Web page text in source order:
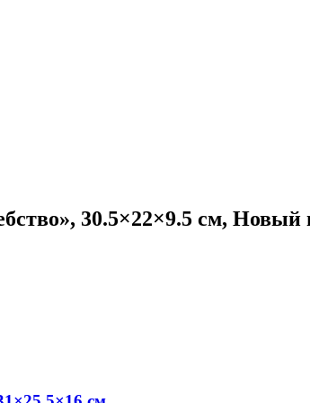
30.5×22×9.5 см, Новый